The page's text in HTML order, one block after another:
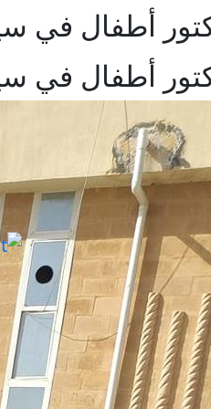
أطفال في
أطفال في